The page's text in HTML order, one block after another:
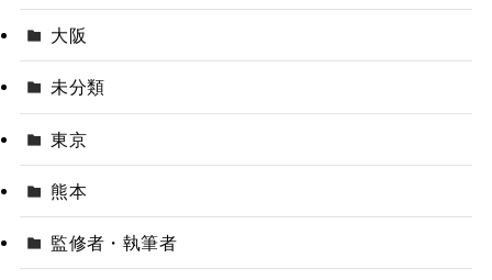
大阪
未分類
東京
熊本
監修者・執筆者